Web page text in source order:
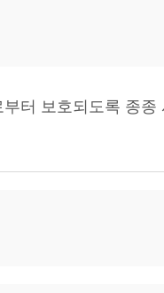
터 보호되도록 종종